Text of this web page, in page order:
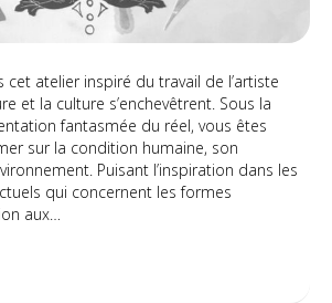
cet atelier inspiré du travail de l’artiste
et la culture s’enchevêtrent. Sous la
fantasmée du réel, vous êtes
sur la condition humaine, son
Puisant l’inspiration dans les
qui concernent les formes
aux…